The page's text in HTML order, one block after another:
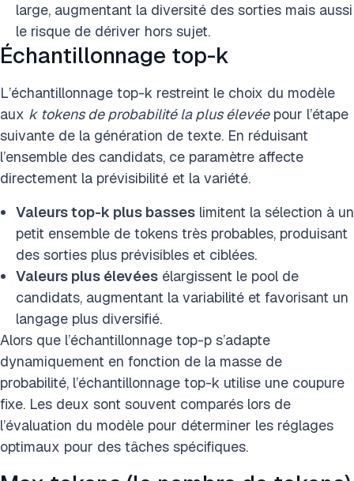
large, augmentant la diversité des sorties mais aussi
le risque de dériver hors sujet.
Échantillonnage top-k
L’échantillonnage top-k restreint le choix du modèle
aux k tokens de probabilité la plus élevéepour l’étape
suivante de la génération de texte. En réduisant
l’ensemble des candidats, ce paramètre affecte
directement la prévisibilité et la variété.
Valeurs top-k plus basses limitent la sélection à un
petit ensemble de tokens très probables, produisant
des sorties plus prévisibles et ciblées.
Valeurs plus élevées élargissent le pool de
candidats, augmentant la variabilité et favorisant un
langage plus diversifié.
Alors que l’échantillonnage top-p s’adapte
dynamiquement en fonction de la masse de
probabilité, l’échantillonnage top-k utilise une coupure
fixe. Les deux sont souvent comparés lors de
l’évaluation du modèle pour déterminer les réglages
optimaux pour des tâches spécifiques.